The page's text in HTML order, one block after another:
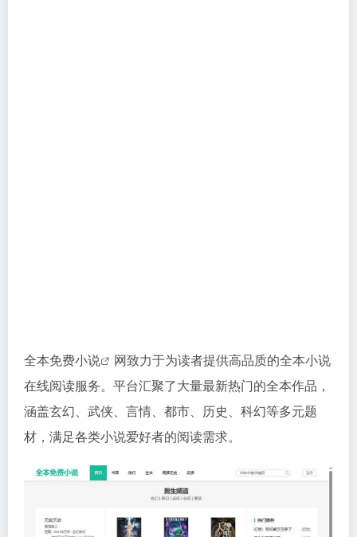
全本免费小说
网致力于为读者提供高品质的全本小说
在线阅读服务。平台汇聚了大量最新热门的全本作品，
涵盖玄幻、武侠、言情、都市、历史、科幻等多元题
材，满足各类小说爱好者的阅读需求。